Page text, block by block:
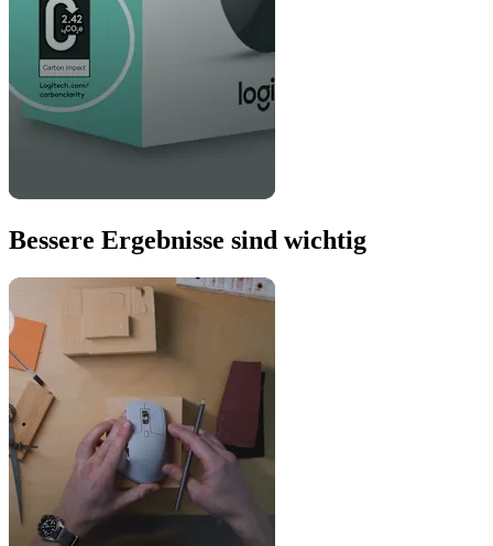
Bessere Ergebnisse sind wichtig